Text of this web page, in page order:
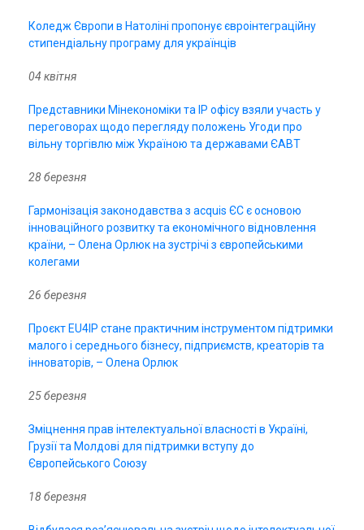
Коледж Європи в Натоліні пропонує євроінтеграційну
стипендіальну програму для українців
04 квітня
Представники Мінекономіки та ІР офісу взяли участь у
переговорах щодо перегляду положень Угоди про
вільну торгівлю між Україною та державами ЄАВТ
28 березня
Гармонізація законодавства з acquis ЄС є основою
інноваційного розвитку та економічного відновлення
країни, – Олена Орлюк на зустрічі з європейськими
колегами
26 березня
Проєкт EU4IP стане практичним інструментом підтримки
малого і середнього бізнесу, підприємств, креаторів та
інноваторів, – Олена Орлюк
25 березня
Зміцнення прав інтелектуальної власності в Україні,
Грузії та Молдові для підтримки вступу до
Європейського Союзу
18 березня